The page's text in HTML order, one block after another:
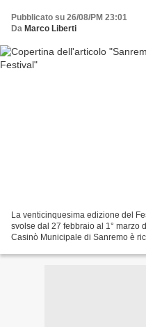
Pubblicato su 26/08/PM 23:01
Da Marco Liberti
La venticinquesima edizione del
svolse dal 27 febbraio al 1° marzo
Casinò Municipale di Sanremo è